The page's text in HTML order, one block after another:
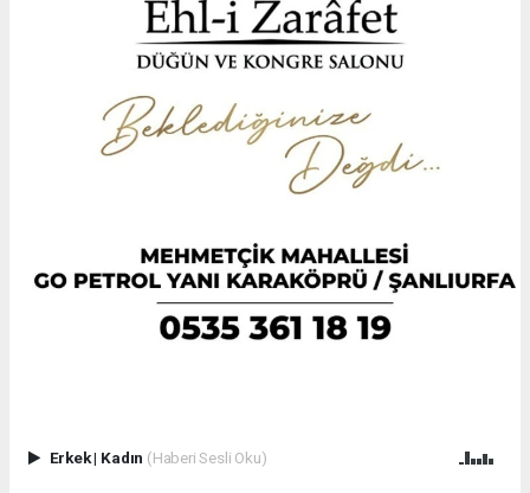
Erkek| Kadın (Haberi Sesli Oku)